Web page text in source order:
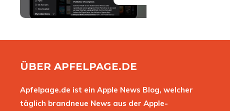
ÜBER APFELPAGE.DE
Apfelpage.de ist ein Apple News Blog, welcher
täglich brandneue News aus der Apple-